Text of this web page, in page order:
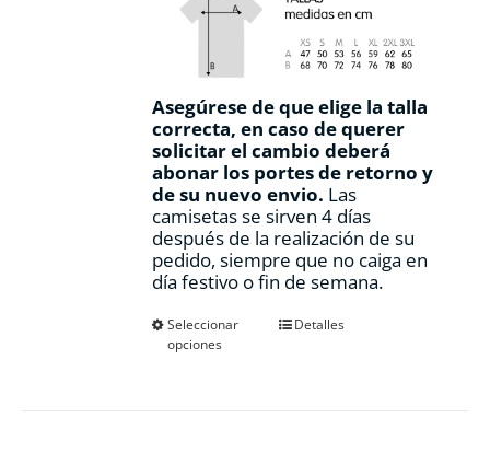
Asegúrese de que elige la talla
correcta, en caso de querer
solicitar el cambio deberá
abonar los portes de retorno y
de su nuevo envio. Las
camisetas se sirven 4 días
después de la realización de su
pedido, siempre que no caiga en
día festivo o fin de semana.
Seleccionar
opciones
EsteDetalles